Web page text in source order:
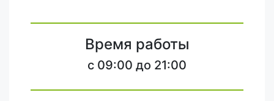
Время работы
c 09:00 до 21:00